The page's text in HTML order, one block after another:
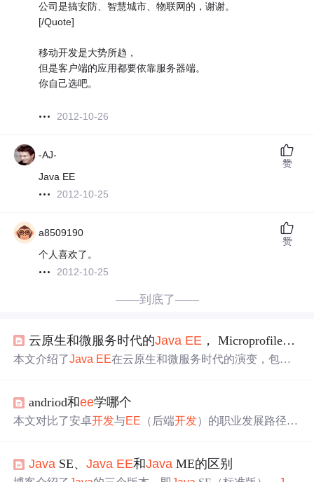
公司是搞安防、智慧城市、物联网的，谢谢。
[/Quote]
移动开发是大势所趋，
但是客户端的应用都要依靠服务器端。
你自己选吧。
2012-10-26
-AJ-
Java EE
2012-10-25
赞
a8509190
个人喜欢了。
2012-10-25
赞
——到底了——
云原生和微服务时代的Java EE ， Microprofile和Jakarta
本文介绍了Java EE在云原生和微服务时代的演变，包括
断更新，如CDI 2.0和JAX-RS 2.1，而MicroProfile则专注于
微服务相关规范。JakartaEE 旨在构建云原生的Java平台，
andriod和ee学哪个
本文对比了安卓开发与EE （后端开发）的职业发展路径。
的薪资增长潜力。
Java SE、Java EE和Java ME的区别